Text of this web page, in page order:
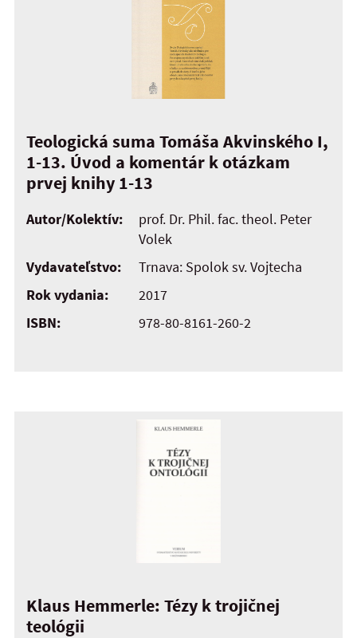
Teologická suma Tomáša Akvinského I,
1-13. Úvod a komentár k otázkam
prvej knihy 1-13
Autor/Kolektív:
prof. Dr. Phil. fac. theol. Peter
Volek
Vydavateľstvo:
Trnava: Spolok sv. Vojtecha
Rok vydania:
2017
ISBN:
978-80-8161-260-2
Klaus Hemmerle: Tézy k trojičnej
teológii